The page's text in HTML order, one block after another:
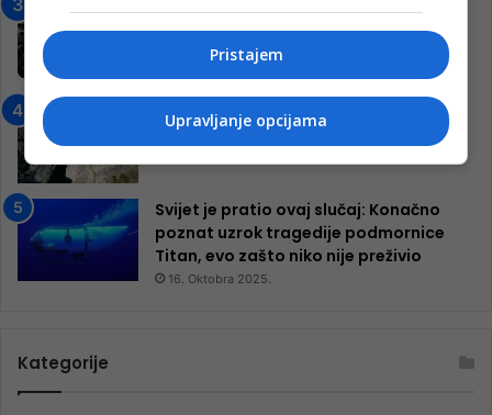
Pokrenuta kampanja za izgradnju
inkluzivnog centra!
Neretva zavijena u crno
13. Augusta 2024.
Svijet je pratio ovaj slučaj: Konačno
poznat uzrok tragedije podmornice
Titan, evo zašto niko nije preživio
16. Oktobra 2025.
Kategorije
Pristajem
Upravljanje opcijama